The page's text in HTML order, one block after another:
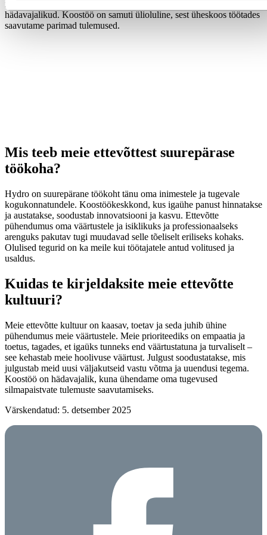
ning ohutuse tagamist – kõik need on elujõulise kogukonna jaoks
hädavajalikud. Koostöö on samuti ülioluline, sest üheskoos töötades
saavutame parimad tulemused.
Mis teeb meie ettevõttest suurepärase
töökoha?
Hydro on suurepärane töökoht tänu oma inimestele ja tugevale
kogukonnatundele. Koostöökeskkond, kus igaühe panust hinnatakse
ja austatakse, soodustab innovatsiooni ja kasvu. Ettevõtte
pühendumus oma väärtustele ja isiklikuks ja professionaalseks
arenguks pakutav tugi muudavad selle tõeliselt eriliseks kohaks.
Olulised tegurid on ka meile kui töötajatele antud volitused ja
usaldus.
Kuidas te kirjeldaksite meie ettevõtte
kultuuri?
Meie ettevõtte kultuur on kaasav, toetav ja seda juhib ühine
pühendumus meie väärtustele. Meie prioriteediks on empaatia ja
toetus, tagades, et igaüks tunneks end väärtustatuna ja turvaliselt –
see kehastab meie hoolivuse väärtust. Julgust soodustatakse, mis
julgustab meid uusi väljakutseid vastu võtma ja uuendusi tegema.
Koostöö on hädavajalik, kuna ühendame oma tugevused
silmapaistvate tulemuste saavutamiseks.
Värskendatud: 5. detsember 2025